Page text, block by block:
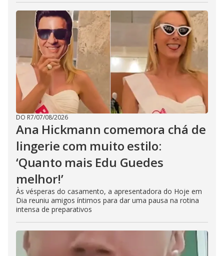
DO R7/07/08/2026
Ana Hickmann comemora chá de
lingerie com muito estilo:
‘Quanto mais Edu Guedes
melhor!’
Às vésperas do casamento, a apresentadora do Hoje em
Dia reuniu amigos íntimos para dar uma pausa na rotina
intensa de preparativos